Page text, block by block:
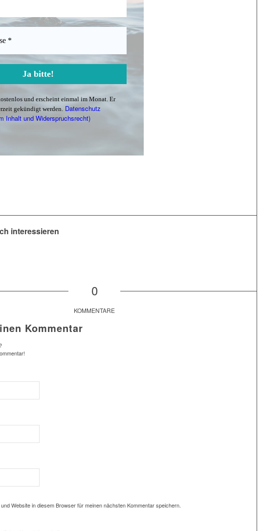
und erscheint einmal im Monat. Er
gekündigt werden.
Datenschutz
Inhalt und Widerspruchsrecht)
interessieren
0
KOMMENTARE
Kommentar
Website in diesem Browser für meinen nächsten Kommentar speichern.